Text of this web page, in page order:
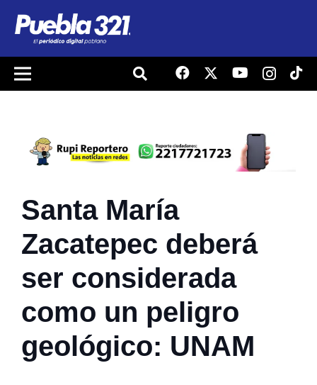
Santa María
Zacatepec deberá
ser considerada
como un peligro
geológico: UNAM